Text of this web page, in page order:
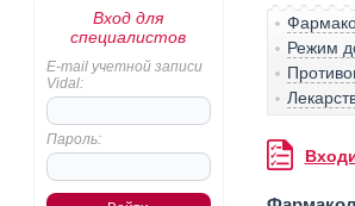
Вход для
специалистов
E-mail учетной записи
Vidal:
Пароль:
Режим